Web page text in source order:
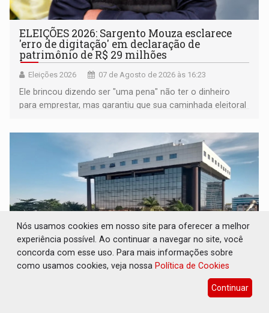
ELEIÇÕES 2026: Sargento Mouza esclarece
'erro de digitação' em declaração de
patrimônio de R$ 29 milhões
Eleições 2026 07 de Agosto de 2026 às 16:23
Ele brincou dizendo ser "uma pena" não ter o dinheiro
para emprestar, mas garantiu que sua caminhada eleitoral
JUDICIÁRIO: Sinjur parabeniza servidores
pelo adicional de incentivo com efeitos
Nós usamos cookies em nosso site para oferecer a melhor
experiência possível. Ao continuar a navegar no site, você
concorda com esse uso. Para mais informações sobre
como usamos cookies, veja nossa Política de Cookies
Continuar